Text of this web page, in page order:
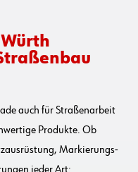
auch für Straßenarbeit
Produkte. Ob
Markierungs-